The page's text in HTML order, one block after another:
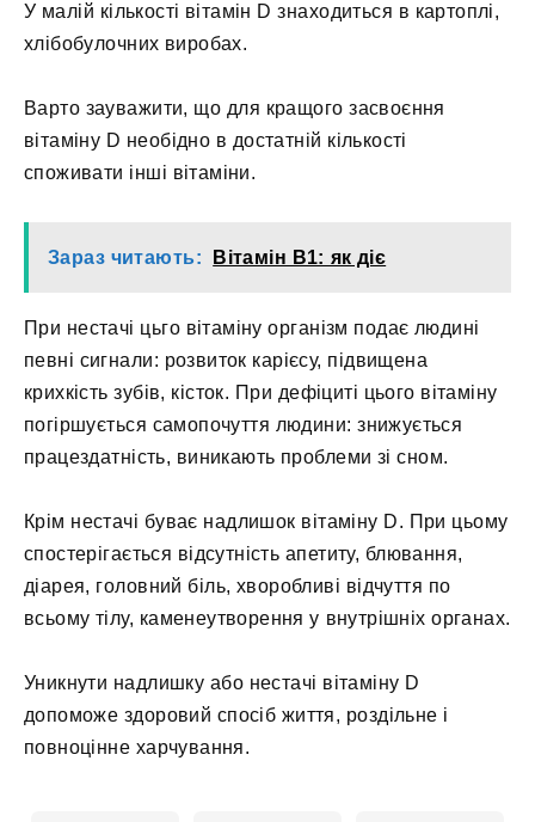
У малій кількості вітамін D знаходиться в картоплі,
хлібобулочних виробах.
Варто зауважити, що для кращого засвоєння
вітаміну D необідно в достатній кількості
споживати інші вітаміни.
Зараз читають: Вітамін B1: як діє
При нестачі цьго вітаміну організм подає людині
певні сигнали: розвиток карієсу, підвищена
крихкість зубів, кісток. При дефіциті цього вітаміну
погіршується самопочуття людини: знижується
працездатність, виникають проблеми зі сном.
Крім нестачі буває надлишок вітаміну D. При цьому
спостерігається відсутність апетиту, блювання,
діарея, головний біль, хворобливі відчуття по
всьому тілу, каменеутворення у внутрішніх органах.
Уникнути надлишку або нестачі вітаміну D
допоможе здоровий спосіб життя, роздільне і
повноцінне харчування.